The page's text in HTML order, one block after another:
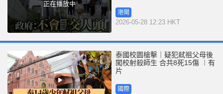
正在播放中
人頭」
港聞
2026-05-28 12:23 HKT
泰國校園槍擊｜疑犯弒祖父母後
闖校射殺師生 合共8死15傷 ︱有
片
國際